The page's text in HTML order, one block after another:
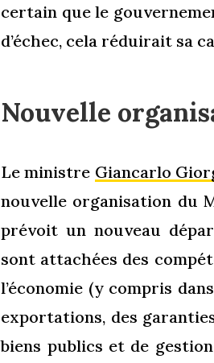
certain que le
d’échec, cela réduirait sa
Nouvelle
Le ministre Giancarlo
nouvelle organisation du
prévoit un nouveau
sont attachées des
l’économie (y compris
exportations, des
biens publics et de